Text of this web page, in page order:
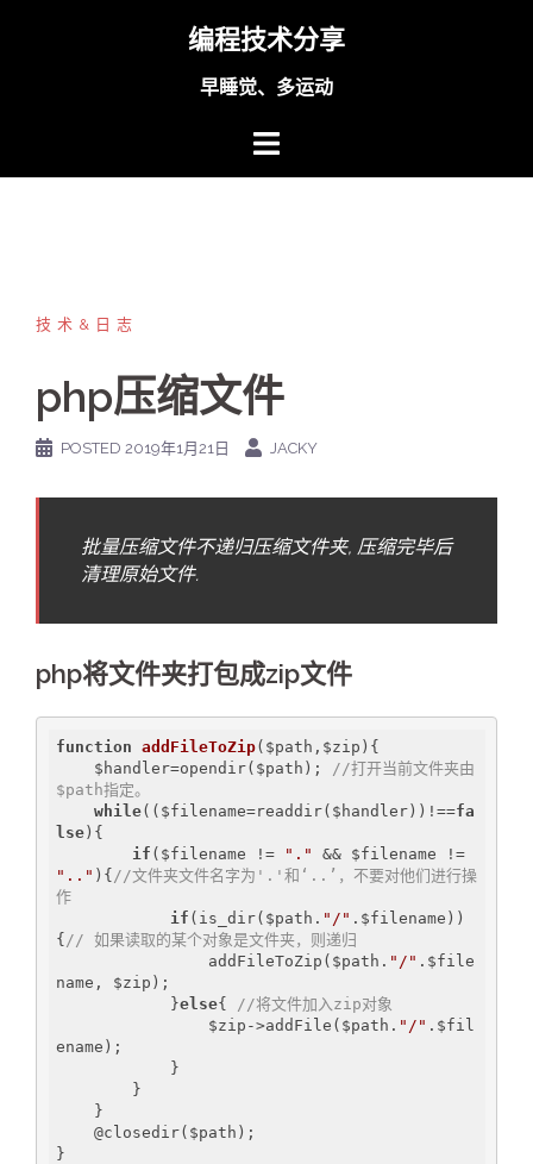
编程技术分享
早睡觉、多运动
技术&日志
php压缩文件
POSTED 2019年1月21日 JACKY
批量压缩文件不递归压缩文件夹, 压缩完毕后
清理原始文件.
php将文件夹打包成zip文件
function addFileToZip($path,$zip) {
    $handler=opendir($path);
//打开当前文件夹由
$path指定。
while(($filename=readdir($handler))!==fa
lse ){
if ($filename != "."
".." ){ //文件夹文件名字为'.'和‘..’，不要对他们进行操
作
if (is_dir($path. "/" .$filename))
{ // 如果读取的某个对象是文件夹，则递归
                addFileToZip($path.
"/" .$file
name, $zip);
            }
else{ //将文件加入zip对象
                $zip->addFile($path.
"/" .$fil
ename);
}